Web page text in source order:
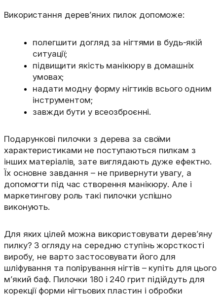
Використання дерев’яних пилок допоможе:
полегшити догляд за нігтями в будь-якій
ситуації;
підвищити якість манікюру в домашніх
умовах;
надати модну форму нігтиків всього одним
інструментом;
завжди бути у всеозброєнні.
Подарункові пилочки з дерева за своїми
характеристиками не поступаються пилкам з
інших матеріалів, зате виглядають дуже ефектно.
Їх основне завдання – не привернути увагу, а
допомогти під час створення манікюру. Але і
маркетингову роль такі пилочки успішно
виконують.
Для яких цілей можна використовувати дерев’яну
пилку? З огляду на середню ступінь жорсткості
виробу, не варто застосовувати його для
шліфування та полірування нігтів – купіть для цього
м’який баф. Пилочки 180 і 240 грит підійдуть для
корекції форми нігтьових пластин і обробки